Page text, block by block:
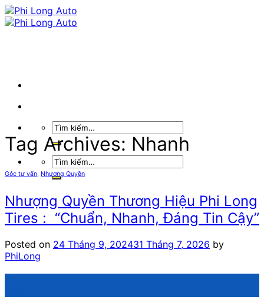
Skip
to
Tìm
kiếm:
Tìm
kiếm:
Tag Archives: Nhanh
Góc tư vấn, Nhượng Quyền
Nhượng Quyền Thương Hiệu Phi Long
Tires : “Chuẩn, Nhanh, Đáng Tin Cậy”
Posted on 24 Tháng 9, 202431 Tháng 7, 2026 by
PhiLong